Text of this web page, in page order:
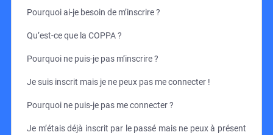
Pourquoi ai-je besoin de m’inscrire ?
Qu’est-ce que la COPPA ?
Pourquoi ne puis-je pas m’inscrire ?
Je suis inscrit mais je ne peux pas me connecter !
Pourquoi ne puis-je pas me connecter ?
Je m’étais déjà inscrit par le passé mais ne peux à présent